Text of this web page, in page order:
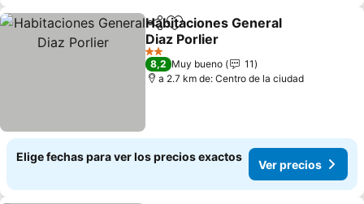
CompartirAgregar a favoritos
Habitaciones General
Diaz Porlier
Ver precios
2 Estrellas
8,2 Muy bueno
11
a 2.7 km de: Centro de la ciudad
Elige fechas para ver los precios exactos
Ver precios